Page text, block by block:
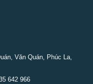
Văn Quán, Phúc La,
642 966